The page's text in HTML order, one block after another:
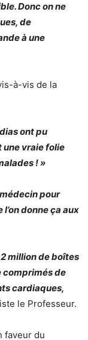
Donc on ne
de
à une
à-vis de la
ont pu
une vraie folie
! »
pour
donne ça aux
million de boîtes
comprimés de
cardiaques,
le Professeur.
faveur du